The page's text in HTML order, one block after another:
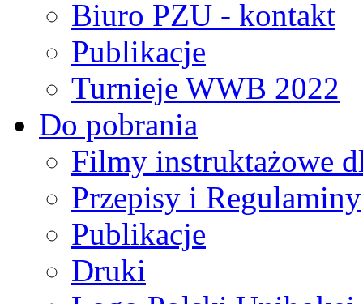
Biuro PZU - kontakt
Publikacje
Turnieje WWB 2022
Do pobrania
Filmy instruktażowe
Przepisy i Regulaminy
Publikacje
Druki